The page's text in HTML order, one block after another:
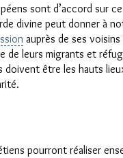
sont d’accord sur
divine peut donner à
auprès de ses voisins
de leurs migrants et
doivent être les hauts
pourront réaliser